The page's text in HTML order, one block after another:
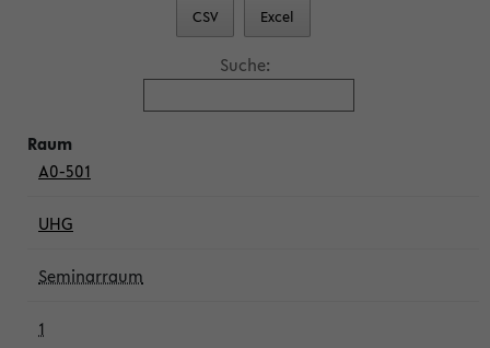
CSV Excel
Suche:
A0-501
UHG
Seminarraum
1